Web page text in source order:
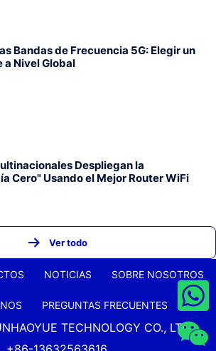
Bandas de Frecuencia 5G: Elegir un
a Nivel Global
Despliegan la
Cero" Usando el Mejor Router WiFi
Ver todo
NOTICIAS SOBRE NOSOTROS
PREGUNTAS FRECUENTES
TECHNOLOGY CO., LTD.